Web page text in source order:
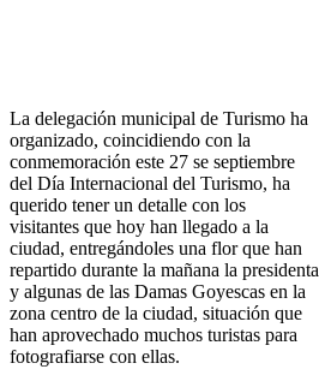
La delegación municipal de Turismo ha
organizado, coincidiendo con la
conmemoración este 27 se septiembre
del Día Internacional del Turismo, ha
querido tener un detalle con los
visitantes que hoy han llegado a la
ciudad, entregándoles una flor que han
repartido durante la mañana la presidenta
y algunas de las Damas Goyescas en la
zona centro de la ciudad, situación que
han aprovechado muchos turistas para
fotografiarse con ellas.